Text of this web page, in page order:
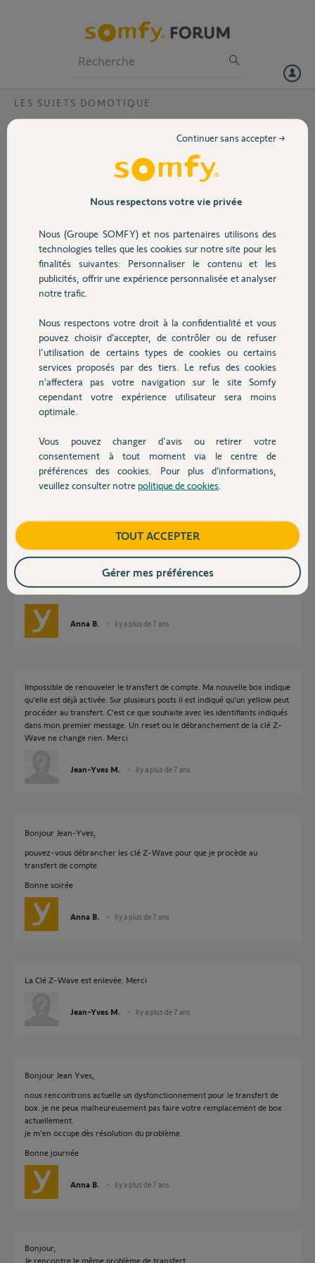
Volet
Sécurité
Domotique
Chauffage
Autres produits
Devis avec un pro
Contact
LES SUJETS DOMOTIQUE
Transfert ancienne tahoma vers nouvelle
Bonjour, j'ai tenté dans le cadre d'une offre de remplacement le
transfert d'une ancienne tahoma vers la nouvelle. La procédure a
Nouvelle Tahoma: 1215-4568-7541
Pouvez vous effectuer le transfert en sachant que sur l'ancienne il y a
une clé Z- WAVE. Merci
Jean-Yves M.
Participer au fil de discussion
Réponses
laissez les deux Tahoma branchés et attendez le retour d'un Yellow.
Anonyme il y a plus de 7 ans
je vous conseille de renouveler l’opération de transfert de compte mais
au préalable il faut débrancher la clé Z-WAVE.
Anna B. il y a plus de 7 ans
Impossible de renouveler le transfert de compte. Ma nouvelle box indique
qu'elle est déjà activée. Sur plusieurs posts il est indiqué qu'un yellow peut
procéder au transfert. C'est ce que souhaite avec les identifiants indiqués
dans mon premier message. Un reset ou le débranchement de la clé Z-
Wave ne change rien. Merci
Jean-Yves M. il y a plus de 7 ans
Bonjour Jean-Yves,
pouvez-vous débrancher les clé Z-Wave pour que je procède au
transfert de compte.
Bonne soirée
Anna B. il y a plus de 7 ans
La Clé Z-Wave est enlevée. Merci
Jean-Yves M. il y a plus de 7 ans
Bonjour Jean Yves,
nous rencontrons actuelle un dysfonctionnement pour le transfert de
box. je ne peux malheureusement pas faire votre remplacement de box
actuellement.
je m'en occupe dès résolution du problème.
Bonne journée
Anna B. il y a plus de 7 ans
Bonjour,
Je rencontre le même problème de transfert.
Nous respectons votre vie privée
Nous (Groupe SOMFY) et nos partenaires utilisons des
technologies telles que les cookies sur notre site pour les
finalités suivantes: Personnaliser le contenu et les
publicités, offrir une expérience personnalisée et analyser
notre trafic.
Nous respectons votre droit à la confidentialité et vous
pouvez choisir d’accepter, de contrôler ou de refuser
l'utilisation de certains types de cookies ou certains
services proposés par des tiers. Le refus des cookies
n’affectera pas votre navigation sur le site Somfy
cependant votre expérience utilisateur sera moins
optimale.
Vous pouvez changer d'avis ou retirer votre
consentement à tout moment via le centre de
préférences des cookies. Pour plus d’informations,
veuillez consulter notre politique de cookies
Continuer sans accepter →
TOUT ACCEPTER
Gérer mes préférences